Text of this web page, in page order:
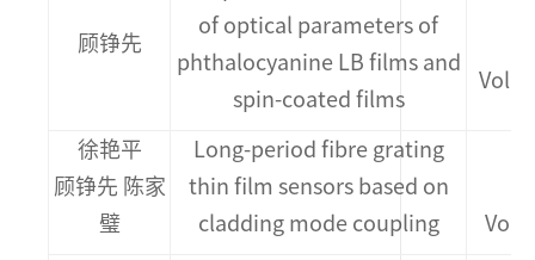
顾铮先
of optical parameters of
phthalocyanine LB films and
spin-coated films
徐艳平
顾铮先 陈家
璧
Long-period fibre grating
thin film sensors based on
cladding mode coupling